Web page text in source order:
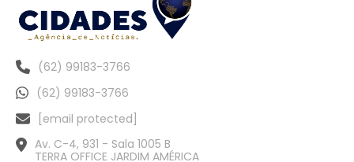
(62) 99183-3766
(62) 99183-3766
[email protected]
Av. C-4, 931 - Sala 1005 B
TERRA OFFICE JARDIM AMÉRICA